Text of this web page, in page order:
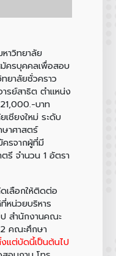
วิทยาลัย
มัครบุคคลเพื่อสอบ
ยาลัยชั่วคราว
รย์สาธิต ตำแหน่ง
บาท
เชียงใหม่ ระดับ
าศาสตร์
ครจากผู้ที่มี
จำนวน 1 อัตรา
ลือกให้ติดต่อ
หน่วยบริหาร
สำนักงานคณะ
คณะศึกษา
แต่บัดนี้เป็นต้นไป